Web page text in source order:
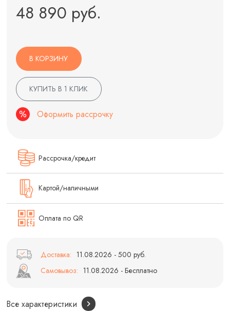
48 890 руб.
В КОРЗИНУ
КУПИТЬ В 1 КЛИК
Оформить рассрочку
Рассрочка/кредит
Картой/наличными
Оплата по QR
Доставка: 11.08.2026 - 500 руб.
Самовывоз: 11.08.2026 - Бесплатно
Все характеристики